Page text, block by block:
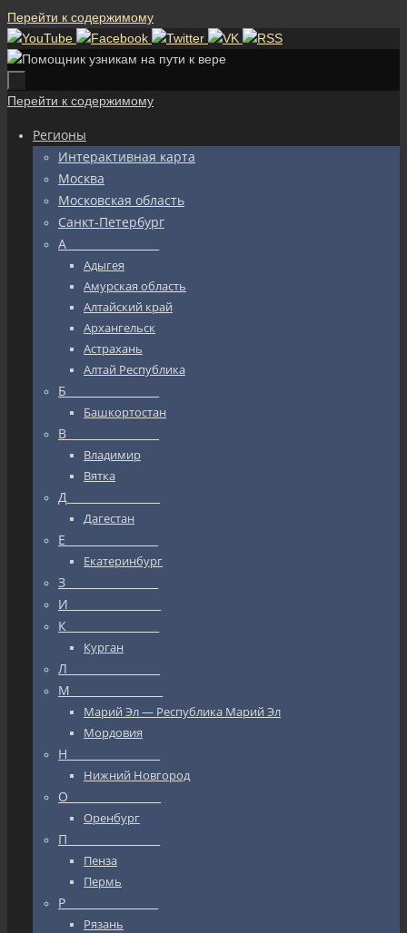
Перейти к содержимому
Перейти к содержимому
Регионы
Интерактивная карта
Москва
Московская область
Санкт-Петербург
А_________________
Адыгея
Амурская область
Алтайский край
Архангельск
Астрахань
Алтай Республика
Б_________________
Башкортостан
В_________________
Владимир
Вятка
Д_________________
Дагестан
Е_________________
Екатеринбург
З_________________
И_________________
К_________________
Курган
Л_________________
М_________________
Марий Эл — Республика Марий Эл
Мордовия
Н_________________
Нижний Новгород
О_________________
Оренбург
П_________________
Пенза
Пермь
Р_________________
Рязань